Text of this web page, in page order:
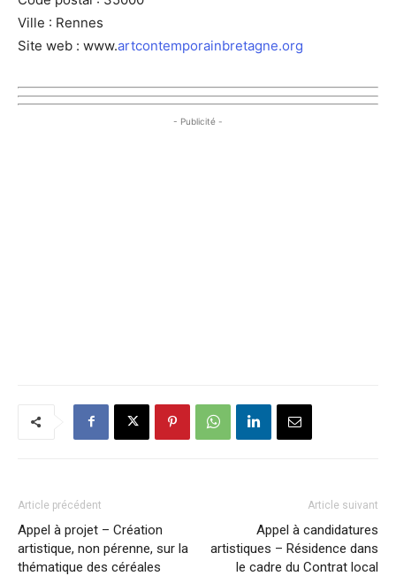
Ville : Rennes
Site web : www.artcontemporainbretagne.org
- Publicité -
Article précédent
Appel à projet – Création
artistique, non pérenne, sur la
thématique des céréales
Article suivant
Appel à candidatures
artistiques – Résidence dans
le cadre du Contrat local